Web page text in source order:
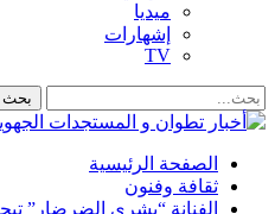
ميديا
إشهارات
TV
الصفحة الرئيسية
ثقافة وفنون
الفنانة “بشرى